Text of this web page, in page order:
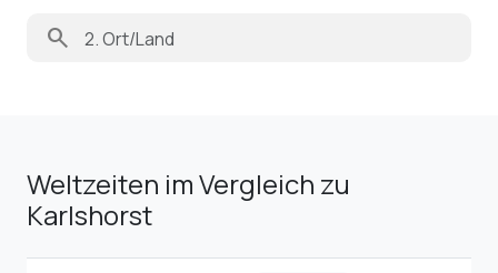
search
Weltzeiten im Vergleich zu
Karlshorst